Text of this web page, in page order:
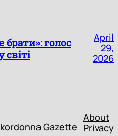
брати»: голос
April
29,
2026
|| Gazette
About
Privacy